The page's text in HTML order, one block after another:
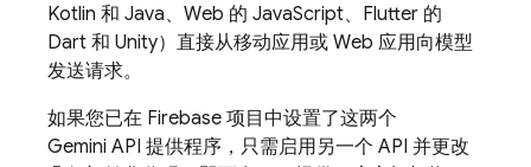
Kotlin 和 Java、Web 的 JavaScript、Flutter 的
Dart 和 Unity）直接从移动应用或 Web 应用向模型
发送请求。
如果您已在 Firebase 项目中设置了这两个
Gemini API 提供程序，只需启用另一个 API 并更改